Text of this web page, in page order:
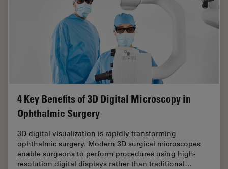
4 Key Benefits of 3D Digital Microscopy in
Ophthalmic Surgery
3D digital visualization is rapidly transforming
ophthalmic surgery. Modern 3D surgical microscopes
enable surgeons to perform procedures using high-
resolution digital displays rather than traditional…